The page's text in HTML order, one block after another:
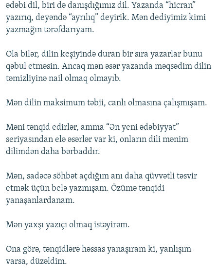
ədəbi dil, biri də danışdığımız dil. Yazanda “hicran”
yazırıq, deyəndə “ayrılıq” deyirik. Mən dediyimiz kimi
yazmağın tərəfdarıyam.
Ola bilər, dilin keşiyində duran bir sıra yazarlar bunu
qəbul etməsin. Ancaq mən əsər yazanda məqsədim dilin
təmizliyinə nail olmaq olmayıb.
Mən dilin maksimum təbii, canlı olmasına çalışmışam.
Məni tənqid edirlər, amma “Ən yeni ədəbiyyat”
seriyasından elə əsərlər var ki, onların dili mənim
dilimdən daha bərbaddır.
Mən, sadəcə söhbət açdığım anı daha qüvvətli təsvir
etmək üçün belə yazmışam. Özümə tənqidi
yanaşanlardanam.
Mən yaxşı yazıçı olmaq istəyirəm.
Ona görə, tənqidlərə həssas yanaşıram ki, yanlışım
varsa, düzəldim.